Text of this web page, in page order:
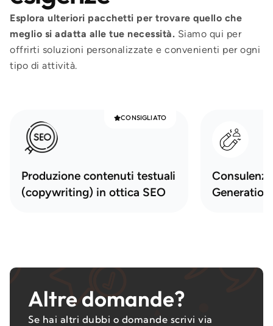
Esplora ulteriori pacchetti per trovare quello che
meglio si adatta alle tue necessità. Siamo qui per
offrirti soluzioni personalizzate e convenienti per ogni
tipo di attività.
CONSIGLIATO
Produzione contenuti testuali
(copywriting) in ottica SEO
Generation
Altre domande?
Se hai altri dubbi o domande scrivi via